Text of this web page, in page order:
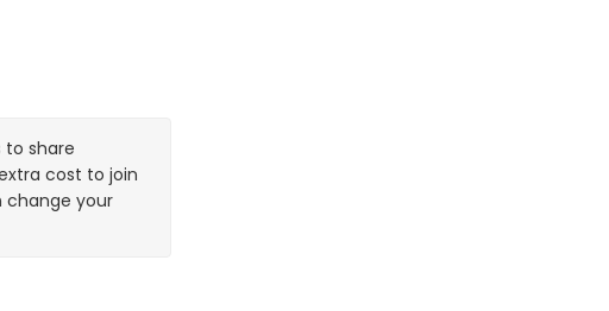
to share
cost to join
change your